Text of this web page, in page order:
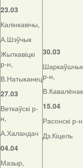
23.03
Калінкавічы,
А.Шэўчык
Жыткавіцкі
р-н,
В.Натыканец
27.03
Веткаўскі р-
н,
А.Халандач
04.04
Мазыр,
30.03
р-н,
В.Кавалёнак
15.04
Расонскі р-
Дз.Кіцель